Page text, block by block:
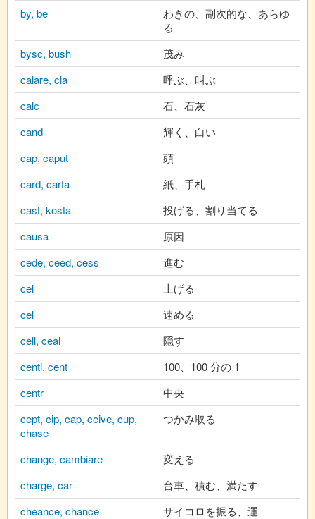
by, be
わきの、副次的な、あらゆ
る
bysc, bush
茂み
calare, cla
呼ぶ、叫ぶ
calc
石、石灰
cand
輝く、白い
cap, caput
頭
card, carta
紙、手札
cast, kosta
投げる、割り当てる
causa
原因
cede, ceed, cess
進む
cel
上げる
cel
速める
cell, ceal
隠す
centi, cent
100、100 分の 1
centr
中央
cept, cip, cap, ceive, cup,
chase
つかみ取る
change, cambiare
変える
charge, car
台車、積む、満たす
cheance, chance
サイコロを振る、運